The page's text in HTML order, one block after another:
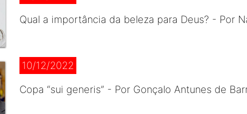
Qual a importância da beleza para Deus? - Por
10/12/2022
Copa “sui generis” - Por Gonçalo Antunes de